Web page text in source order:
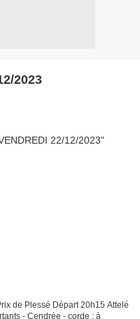
2023
de Plessé Départ 20h15 Attelé
- Cendrée - corde : à